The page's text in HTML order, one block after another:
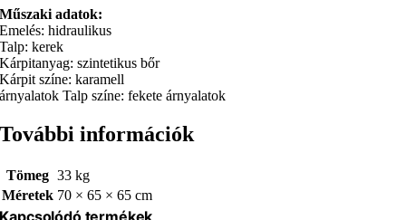
Műszaki adatok:
Emelés: hidraulikus
Talp: kerek
Kárpitanyag: szintetikus bőr
Kárpit színe: karamell
árnyalatok Talp színe: fekete árnyalatok
További információk
Tömeg 33 kg
Méretek 70 × 65 × 65 cm
Kapcsolódó termékek